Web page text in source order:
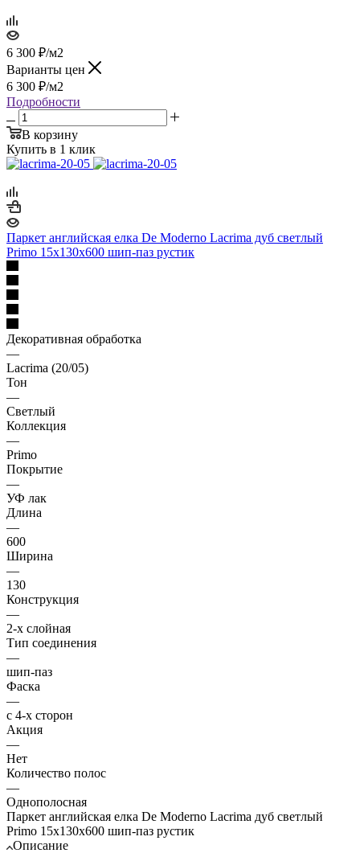
6 300 ₽/м2
Варианты цен
6 300 ₽/м2
Подробности
В корзину
Купить в 1 клик
Паркет английская елка De Moderno Lacrima дуб светлый
Primo 15х130х600 шип-паз рустик
Декоративная обработка
—
Lacrima (20/05)
Тон
—
Светлый
Коллекция
—
Primo
Покрытие
—
УФ лак
Длина
—
600
Ширина
—
130
Конструкция
—
2-х слойная
Тип соединения
—
шип-паз
Фаска
—
с 4-х сторон
Акция
—
Нет
Количество полос
—
Однополосная
Паркет английская елка De Moderno Lacrima дуб светлый
Primo 15х130х600 шип-паз рустик
Описание